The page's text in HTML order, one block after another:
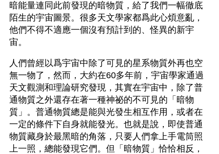
暗能量連同此前發現的暗物質，給了我們一幅徹底
陌生的宇宙圖景。很多天文學家都爲此心煩意亂，
他們不得不適應一個沒有預計到的、怪異的新宇
宙。
人們曾經以爲宇宙中除了可見的星系物質外再也空
無一物了，然而，大約在60多年前，宇宙學家通過
天文觀測和理論研究發現，其實在宇宙中，除了普
通物質之外還存在著一種神祕的不可見的「暗物
質」。普通物質總是能與光發生相互作用，或者在
一定的條件下自身就能發光。也就是說，即使普通
物質藏身於最黑暗的角落，只要人們拿上手電筒照
上一照，總能發現它們。但「暗物質」恰恰相反，